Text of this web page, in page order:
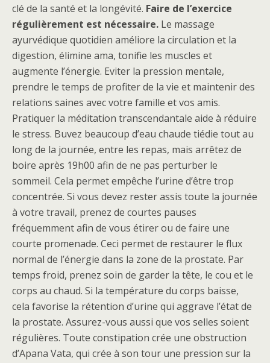
clé de la santé et la longévité. Faire de l’exercice
régulièrement est nécessaire. Le massage
ayurvédique quotidien améliore la circulation et la
digestion, élimine ama, tonifie les muscles et
augmente l’énergie. Eviter la pression mentale,
prendre le temps de profiter de la vie et maintenir des
relations saines avec votre famille et vos amis.
Pratiquer la méditation transcendantale aide à réduire
le stress. Buvez beaucoup d’eau chaude tiédie tout au
long de la journée, entre les repas, mais arrêtez de
boire après 19h00 afin de ne pas perturber le
sommeil. Cela permet empêche l’urine d’être trop
concentrée. Si vous devez rester assis toute la journée
à votre travail, prenez de courtes pauses
fréquemment afin de vous étirer ou de faire une
courte promenade. Ceci permet de restaurer le flux
normal de l’énergie dans la zone de la prostate. Par
temps froid, prenez soin de garder la tête, le cou et le
corps au chaud. Si la température du corps baisse,
cela favorise la rétention d’urine qui aggrave l’état de
la prostate. Assurez-vous aussi que vos selles soient
régulières. Toute constipation crée une obstruction
d’Apana Vata, qui crée à son tour une pression sur la